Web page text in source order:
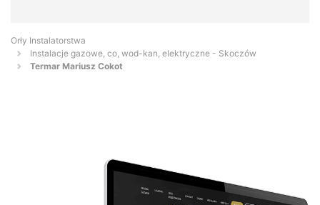
Orły Instalatorstwa
Instalacje gazowe, co, wod-kan, elektryczne - Skoczów
Termar Mariusz Cokot